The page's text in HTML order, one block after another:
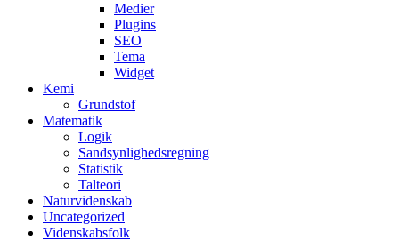
Medier
Plugins
SEO
Tema
Widget
Kemi
Grundstof
Matematik
Logik
Sandsynlighedsregning
Statistik
Talteori
Naturvidenskab
Uncategorized
Videnskabsfolk